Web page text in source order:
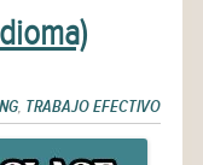
, TRABAJO EFECTIVO